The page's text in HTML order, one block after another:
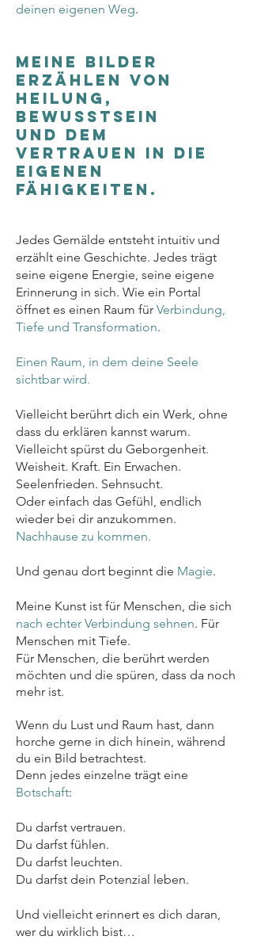
deinen eigenen Weg.
Meine Bilder
erzählen von
Heilung,
Bewusstsein
und dem
Vertrauen in die
eigenen
Fähigkeiten. ​
Jedes Gemälde entsteht intuitiv und
erzählt eine Geschichte. Jedes trägt
seine eigene Energie, seine eigene
Erinnerung in sich. Wie ein Portal
öffnet es einen Raum für Verbindung,
Tiefe und Transformation.
Einen Raum, in dem deine Seele
sichtbar wird.
Vielleicht berührt dich ein Werk, ohne
dass du erklären kannst warum.
Vielleicht spürst du Geborgenheit.
Weisheit. Kraft. Ein Erwachen.
Seelenfrieden. Sehnsucht.
Oder einfach das Gefühl, endlich
wieder bei dir anzukommen.
Nachhause zu kommen.
Und genau dort beginnt die Magie.
Meine Kunst ist für Menschen, die sich
nach echter Verbindung sehnen. Für
Menschen mit Tiefe.
Für Menschen, die berührt werden
möchten und die spüren, dass da noch
mehr ist.
Wenn du Lust und Raum hast, dann
horche gerne in dich hinein, während
du ein Bild betrachtest.
Denn jedes einzelne trägt eine
Botschaft:
Du darfst vertrauen.
Du darfst fühlen.
Du darfst leuchten.
Du darfst dein Potenzial leben.
Und vielleicht erinnert es dich daran,
wer du wirklich bist…